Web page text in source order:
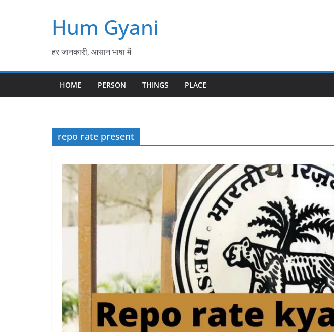
Hum Gyani
हर जानकारी, आसान भाषा में
HOME PERSON THINGS PLACE
repo rate present